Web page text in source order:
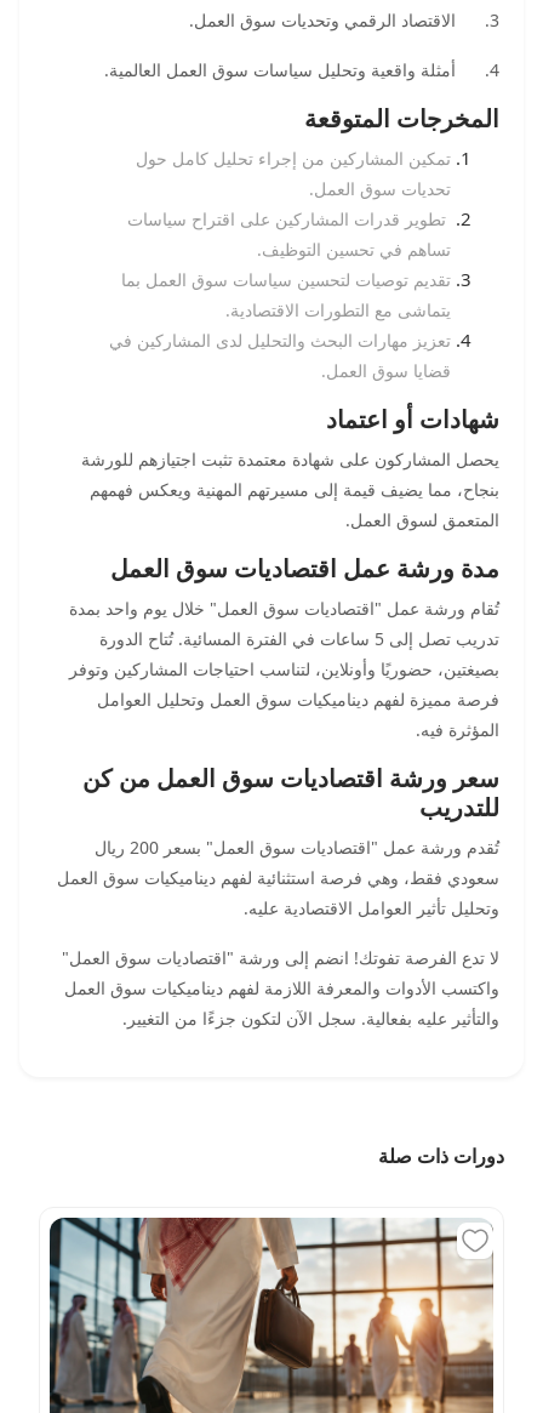
3. الاقتصاد الرقمي وتحديات سوق العمل.
4. أمثلة واقعية وتحليل سياسات سوق العمل العالمية.
المخرجات المتوقعة
تمكين المشاركين من إجراء تحليل كامل حول
تحديات سوق العمل.
تطوير قدرات المشاركين على اقتراح سياسات
تساهم في تحسين التوظيف.
تقديم توصيات لتحسين سياسات سوق العمل بما
يتماشى مع التطورات الاقتصادية.
تعزيز مهارات البحث والتحليل لدى المشاركين في
قضايا سوق العمل.
شهادات أو اعتماد
يحصل المشاركون على شهادة معتمدة تثبت اجتيازهم للورشة
بنجاح، مما يضيف قيمة إلى مسيرتهم المهنية ويعكس فهمهم
المتعمق لسوق العمل.
مدة ورشة عمل اقتصاديات سوق العمل
تُقام ورشة عمل "اقتصاديات سوق العمل" خلال يوم واحد بمدة
تدريب تصل إلى 5 ساعات في الفترة المسائية. تُتاح الدورة
بصيغتين، حضوريًا وأونلاين، لتناسب احتياجات المشاركين وتوفر
فرصة مميزة لفهم ديناميكيات سوق العمل وتحليل العوامل
المؤثرة فيه.
سعر ورشة اقتصاديات سوق العمل من كن
للتدريب
تُقدم ورشة عمل "اقتصاديات سوق العمل" بسعر 200 ريال
سعودي فقط، وهي فرصة استثنائية لفهم ديناميكيات سوق العمل
وتحليل تأثير العوامل الاقتصادية عليه.
لا تدع الفرصة تفوتك! انضم إلى ورشة "اقتصاديات سوق العمل"
واكتسب الأدوات والمعرفة اللازمة لفهم ديناميكيات سوق العمل
والتأثير عليه بفعالية. سجل الآن لتكون جزءًا من التغيير.
دورات ذات صلة